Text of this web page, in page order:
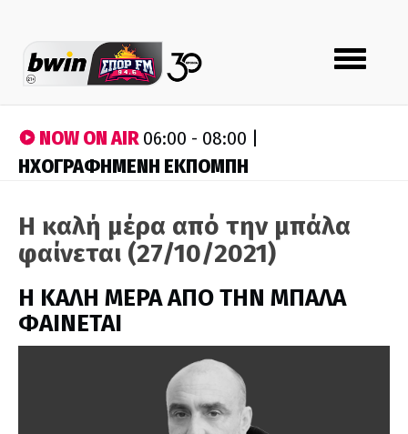
Toggle
navigation
NOW ON AIR06:00 - 08:00 |
ΗΧΟΓΡΑΦΗΜΕΝΗ ΕΚΠΟΜΠΗ
Η καλή μέρα από την μπάλα
φαίνεται (27/10/2021)
H ΚΑΛΗ ΜΕΡΑ ΑΠΟ ΤΗΝ ΜΠΑΛΑ
ΦΑΙΝΕΤΑΙ